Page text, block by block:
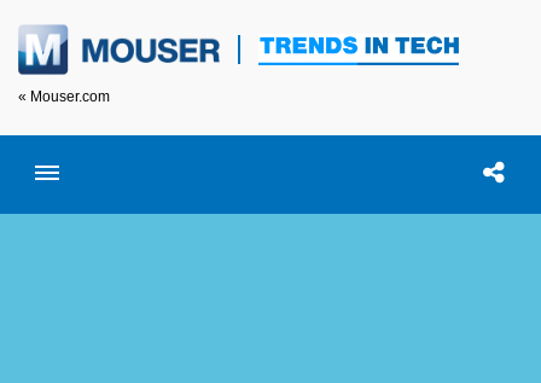
« Mouser.com
Toggle menubar Open 이